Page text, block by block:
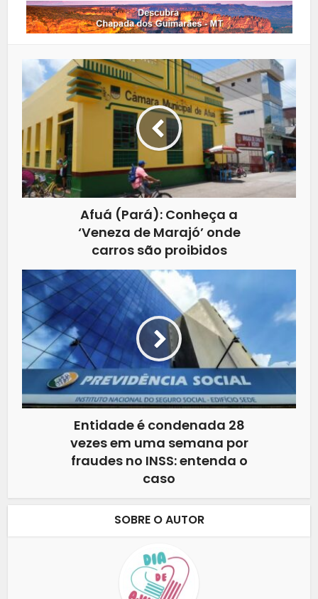
Afuá (Pará): Conheça a
‘Veneza de Marajó’ onde
carros são proibidos
Entidade é condenada 28
vezes em uma semana por
fraudes no INSS: entenda o
caso
SOBRE O AUTOR